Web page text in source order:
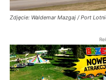
Zdjęcie: Waldemar Mazgaj / Port